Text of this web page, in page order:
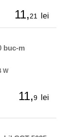
11,21 lei
buc-m
W
11,9 lei